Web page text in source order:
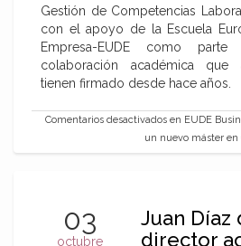
Gestión de Competencias
con el apoyo de la Escuela
Empresa-EUDE como
colaboración académica que
tienen firmado desde hace años.
Comentarios desactivados en EUDE
un nuevo máster
03
octubre
Juan Díaz
director